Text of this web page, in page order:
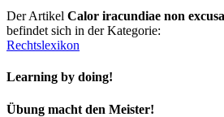
Der Artikel Calor iracundiae non
befindet sich in der Kategorie:
Rechtslexikon
Learning by doing!
Übung macht den Meister!